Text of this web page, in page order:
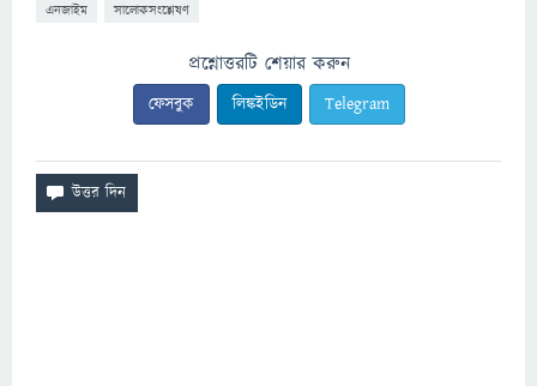
এনজাইম সালোকসংশ্লেষণ
প্রশ্নোত্তরটি শেয়ার করুন
ফেসবুক লিঙ্কইডিন Telegram